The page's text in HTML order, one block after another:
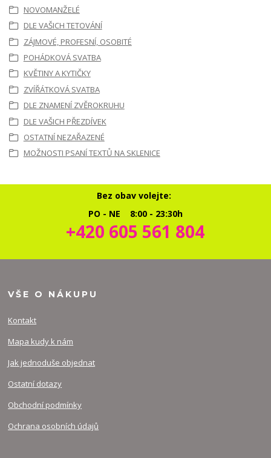
NOVOMANŽELÉ
DLE VAŠICH TETOVÁNÍ
ZÁJMOVÉ, PROFESNÍ, OSOBITÉ
POHÁDKOVÁ SVATBA
KVĚTINY A KYTIČKY
ZVÍŘÁTKOVÁ SVATBA
DLE ZNAMENÍ ZVĚROKRUHU
DLE VAŠICH PŘEZDÍVEK
OSTATNÍ NEZAŘAZENÉ
MOŽNOSTI PSANÍ TEXTŮ NA SKLENICE
Bez obav volejte:
PO - NE 8:00 - 23:30h
+420 605 561 804
VŠE O NÁKUPU
Kontakt
Mapa kudy k nám
Jak jednoduše objednat
Ostatní dotazy
Obchodní podmínky
Ochrana osobních údajů